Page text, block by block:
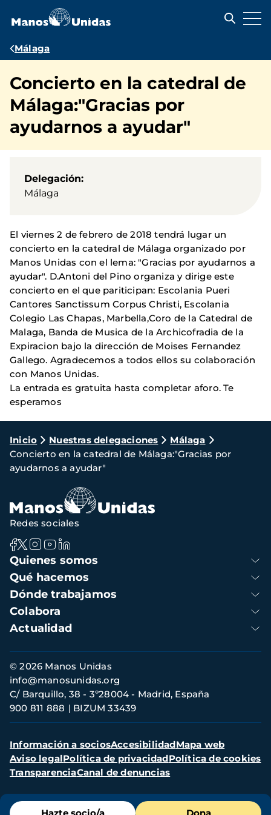
contenido
Ruta
navegación
Málaga
Concierto en la catedral de
Málaga:"Gracias por
ayudarnos a ayudar"
Delegación
Málaga
El viernes 2 de febrero de 2018 tendrá lugar un
concierto en la catedral de Málaga organizado por
Manos Unidas con el lema: "Gracias por ayudarnos a
ayudar". D.Antoni del Pino organiza y dirige este
concierto en el que pariticipan: Escolania Pueri
Cantores Sanctissum Corpus Christi, Escolania
Colegio Las Chapas, Marbella,Coro de la Catedral de
Malaga, Banda de Musica de la Archicofradia de la
Expiracion bajo la dirección de Moises Fernandez
Gallego. Agradecemos a todos ellos su colaboración
con Manos Unidas.
La entrada es gratuita hasta completar aforo. Te
esperamos
Ruta
de
navegación
Inicio Nuestras delegaciones
Málaga
Concierto en la catedral de Málaga:"Gracias por
ayudarnos a ayudar"
Menú
Navegación
principal
Quienes somos
Qué hacemos
Dónde trabajamos
Colabora
Actualidad
Redes sociales
Información
de
contacto
© 2026 Manos Unidas
C/ Barquillo, 38 - 3º28004 - Madrid, España
900 811 888
BIZUM 33439
info@manosunidas.org
Menú
secundario
Información a sociosAccesibilidadMapa web
Aviso legalPolítica de privacidadPolítica de cookies
TransparenciaCanal de denuncias